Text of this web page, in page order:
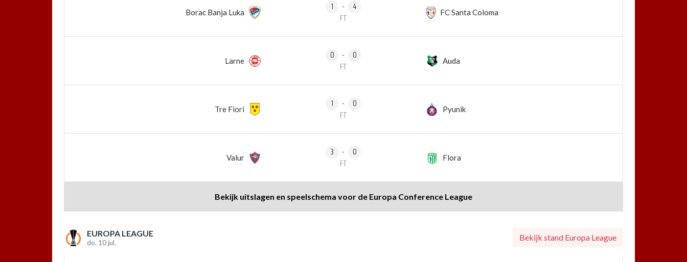
Borac Banja Luka 1 -
4
FT
FC Santa Coloma
Larne 0 -
0
FT
Auda
Tre Fiori 1 -
0
FT
Pyunik
Valur 3 -
0
FT
Flora
Bekijk uitslagen en speelschema voor de Europa Conference League
EUROPA LEAGUE
do. 10 jul.
Bekijk stand Europa League